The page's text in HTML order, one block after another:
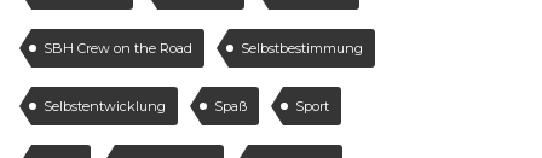
SBH Crew on the Road Selbstbestimmung
Selbstentwicklung Spaß Sport